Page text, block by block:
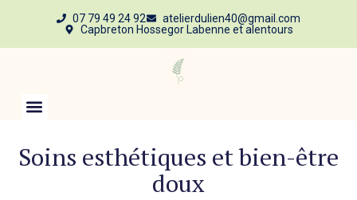
07 79 49 24 92
atelierdulien40@gmail.com
Capbreton Hossegor Labenne et alentours
Soins esthétiques et bien-être
doux